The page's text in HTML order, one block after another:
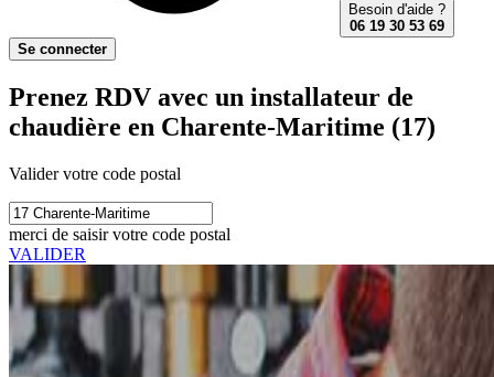
Besoin d'aide ?
06 19 30 53 69
Se connecter
Prenez RDV avec un installateur de
chaudière en Charente-Maritime (17)
Valider votre code postal
merci de saisir votre code postal
VALIDER